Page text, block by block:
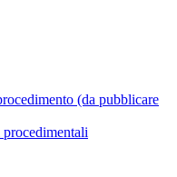
(da pubblicare